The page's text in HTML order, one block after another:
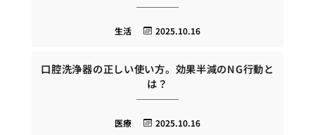
2025.10.16
生活
口腔洗浄器の正しい使い方。効果半減のNG行動と
は？
2025.10.16
医療